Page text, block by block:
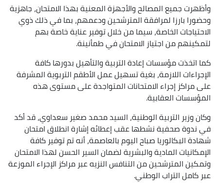
وأظهرت جميع المصالح والأجهزة المعنية بهذا الامتحان، جاهزية
وحضورا بارزا لمرافقة المترشحين ودعمهم، بما في ذلك ذوي
الاحتياجات الخاصة، سيما من خلال توفير عناية خاصة بهم
لتمكينهم من اجتياز الامتحان في طمأنينة.
كما اتخذت مؤسسات إعادة التربية والتأهيل بدورها كافة
الإجراءات اللازمة، بغية تسهيل عمل الأطقم التربوية المشرفة
على مراكز إجراء الامتحانات المتواجدة على مستوى هذه
المؤسسات العقابية.
وكان وزير التربية الوطنية، السيد محمد صغير سعداوي، قد أكد
في ندوة صحفية نشطها عقب إعطائه إشارة انطلاق امتحان
شهادة البكالوريا صباح اليوم بالعاصمة، أنه تم توفير كافة
الإمكانيات المادية والبشرية لضمان السير الحسن لهذا الامتحان
وتمكين المترشحين من التنافس النزيه عبر مراكز الإجراء الموزعة
عبر كامل التراب الوطني.